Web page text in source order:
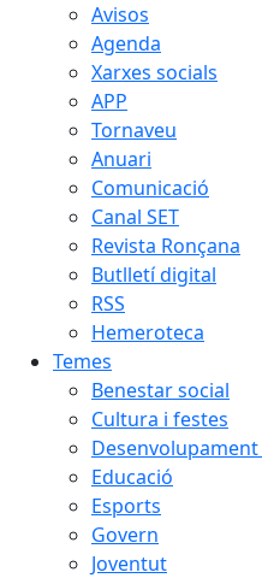
Avisos
Agenda
Xarxes socials
APP
Tornaveu
Anuari
Comunicació
Canal SET
Revista Ronçana
Butlletí digital
RSS
Hemeroteca
Temes
Benestar social
Cultura i festes
Educació
Esports
Govern
Joventut